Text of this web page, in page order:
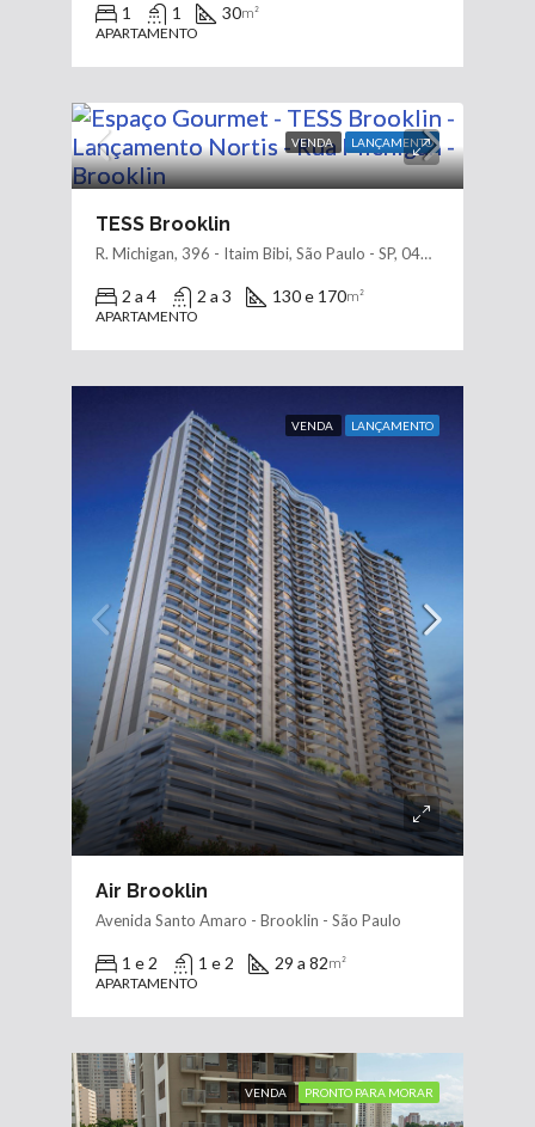
1 1 30m²
APARTAMENTO
VENDA LANÇAMENTO
TESS Brooklin
R. Michigan, 396 - Itaim Bibi, São Paulo - SP, 04566-000
2 a 4 2 a 3 130 e 170m²
APARTAMENTO
VENDA LANÇAMENTO
Air Brooklin
Avenida Santo Amaro - Brooklin - São Paulo
1 e 2 1 e 2 29 a 82m²
APARTAMENTO
VENDA PRONTO PARA MORAR